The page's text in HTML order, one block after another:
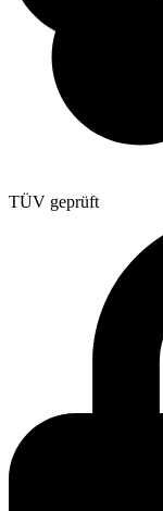
TÜV geprüft